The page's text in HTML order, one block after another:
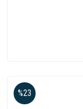
%23